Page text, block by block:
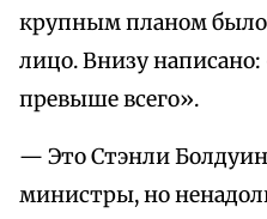
крупным планом
лицо. Внизу написано:
превыше всего».
— Это Стэнли
министры, но